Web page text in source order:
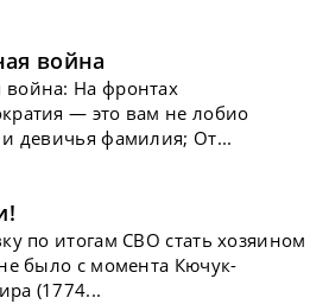
война
война: На фронтах
— это вам не лобио
девичья фамилия; От...
по итогам СВО стать хозяином
было с момента Кючук-
(1774...